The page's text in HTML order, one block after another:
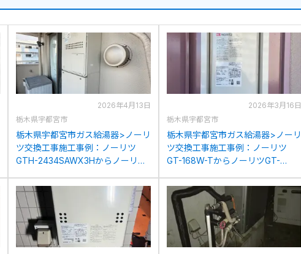
2026年4月13日
栃木県宇都宮市
栃木県宇都宮市ガス給湯器>ノーリ
ツ交換工事施工事例：ノーリツ
GTH-2434SAWX3Hからノーリツ
2026年3月16日
栃木県宇都宮市
栃木県宇都宮市ガス給湯器>ノーリ
ツ交換工事施工事例：ノーリツ
GT-168W-TからノーリツGT-